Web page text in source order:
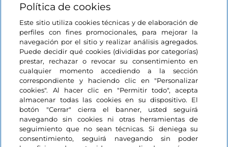
Estamos en contacto
Política de cookies
Este sitio utiliza cookies técnicas y de elaboración de
perfiles con fines promocionales, para mejorar la
navegación por el sitio y realizar análisis agregados.
Puede decidir qué cookies (divididas por categorías)
prestar, rechazar o revocar su consentimiento en
cualquier momento accediendo a la sección
correspondiente y haciendo clic en "Personalizar
cookies". Al hacer clic en "Permitir todo", acepta
almacenar todas las cookies en su dispositivo. El
botón "Cerrar" cierra el banner, usted seguirá
navegando sin cookies ni otras herramientas de
seguimiento que no sean técnicas. Si deniega su
consentimiento, seguirá navegando sin poder